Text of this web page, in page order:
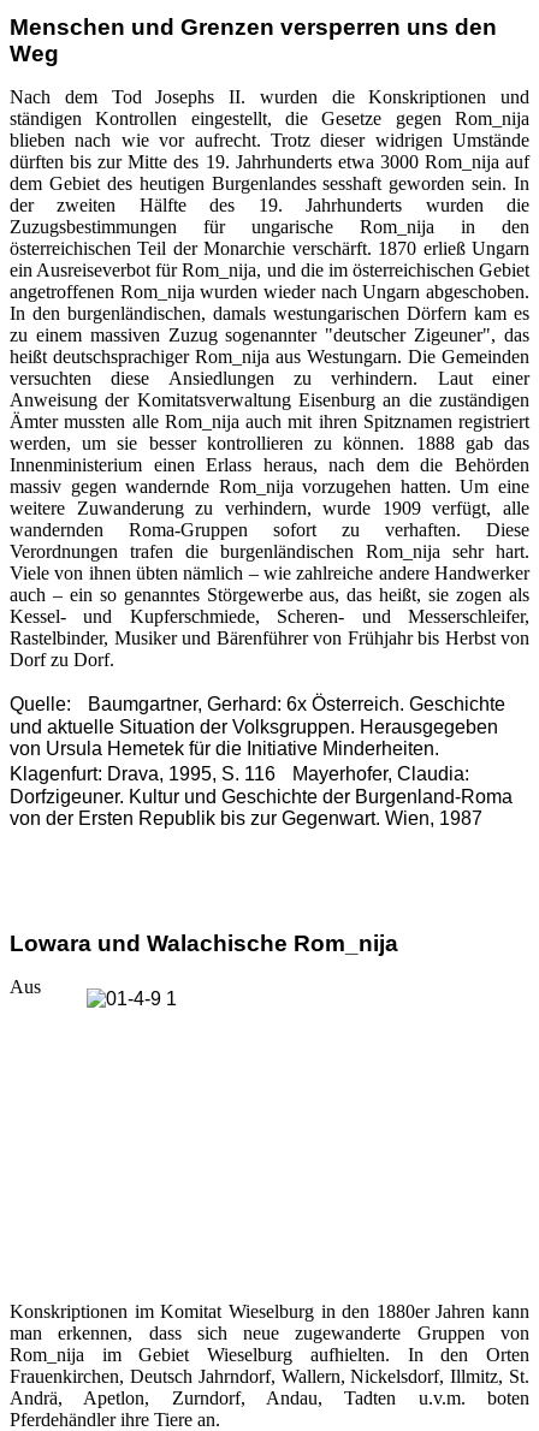
Menschen und Grenzen versperren uns den
Weg
Nach dem Tod Josephs II. wurden die Konskriptionen und
ständigen Kontrollen eingestellt, die Gesetze gegen Rom_nija
blieben nach wie vor aufrecht. Trotz dieser widrigen Umstände
dürften bis zur Mitte des 19. Jahrhunderts etwa 3000 Rom_nija auf
dem Gebiet des heutigen Burgenlandes sesshaft geworden sein. In
der zweiten Hälfte des 19. Jahrhunderts wurden die
Zuzugsbestimmungen für ungarische Rom_nija in den
österreichischen Teil der Monarchie verschärft. 1870 erließ Ungarn
ein Ausreiseverbot für Rom_nija, und die im österreichischen Gebiet
angetroffenen Rom_nija wurden wieder nach Ungarn abgeschoben.
In den burgenländischen, damals westungarischen Dörfern kam es
zu einem massiven Zuzug sogenannter "deutscher Zigeuner", das
heißt deutschsprachiger Rom_nija aus Westungarn. Die Gemeinden
versuchten diese Ansiedlungen zu verhindern. Laut einer
Anweisung der Komitatsverwaltung Eisenburg an die zuständigen
Ämter mussten alle Rom_nija auch mit ihren Spitznamen registriert
werden, um sie besser kontrollieren zu können. 1888 gab das
Innenministerium einen Erlass heraus, nach dem die Behörden
massiv gegen wandernde Rom_nija vorzugehen hatten. Um eine
weitere Zuwanderung zu verhindern, wurde 1909 verfügt, alle
wandernden Roma-Gruppen sofort zu verhaften. Diese
Verordnungen trafen die burgenländischen Rom_nija sehr hart.
Viele von ihnen übten nämlich – wie zahlreiche andere Handwerker
auch – ein so genanntes Störgewerbe aus, das heißt, sie zogen als
Kessel- und Kupferschmiede, Scheren- und Messerschleifer,
Rastelbinder, Musiker und Bärenführer von Frühjahr bis Herbst von
Dorf zu Dorf.
Quelle: Baumgartner, Gerhard: 6x Österreich. Geschichte
und aktuelle Situation der Volksgruppen. Herausgegeben
von Ursula Hemetek für die Initiative Minderheiten.
Klagenfurt: Drava, 1995, S. 116 Mayerhofer, Claudia:
Dorfzigeuner. Kultur und Geschichte der Burgenland-Roma
von der Ersten Republik bis zur Gegenwart. Wien, 1987
Lowara und Walachische Rom_nija
Aus
Konskriptionen im Komitat Wieselburg in den 1880er Jahren kann
man erkennen, dass sich neue zugewanderte Gruppen von
Rom_nija im Gebiet Wieselburg aufhielten. In den Orten
Frauenkirchen, Deutsch Jahrndorf, Wallern, Nickelsdorf, Illmitz, St.
Andrä, Apetlon, Zurndorf, Andau, Tadten u.v.m. boten
Pferdehändler ihre Tiere an.